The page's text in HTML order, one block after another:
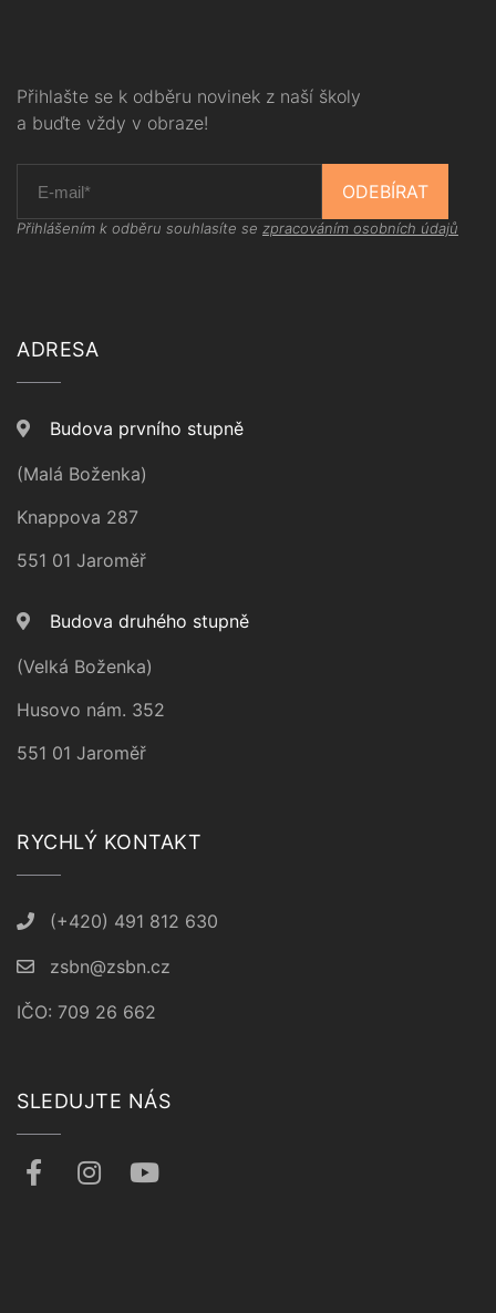
Přihlašte se k odběru novinek z naší školy
a buďte vždy v obraze!
ODEBÍRAT
Přihlášením k odběru souhlasíte se zpracováním osobních údajů
ADRESA
Budova prvního stupně
(Malá Boženka)
Knappova 287
551 01 Jaroměř
Budova druhého stupně
(Velká Boženka)
Husovo nám. 352
551 01 Jaroměř
RYCHLÝ KONTAKT
(+420) 491 812 630
zsbn@zsbn.cz
IČO: 709 26 662
SLEDUJTE NÁS